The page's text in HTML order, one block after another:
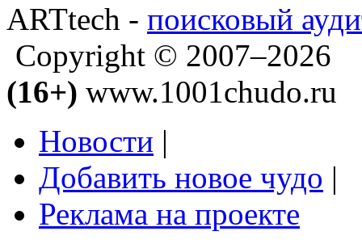
ARTtech - поисковый
Copyright © 2007–2026
(16+) www.1001chudo.ru
Новости |
Добавить новое чудо |
Реклама на проекте